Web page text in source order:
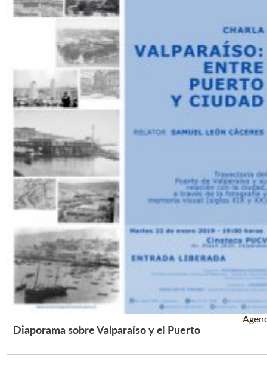
Leer Más +
Diaporama sobre Valparaíso y el Puerto